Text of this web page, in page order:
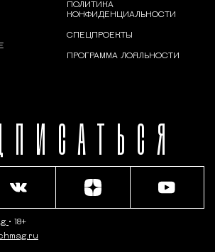
ПОЛИТИКА
КОНФИДЕНЦИАЛЬНОСТИ
СПЕЦПРОЕКТЫ
ПРОГРАММА ЛОЯЛЬНОСТИ
• 18+